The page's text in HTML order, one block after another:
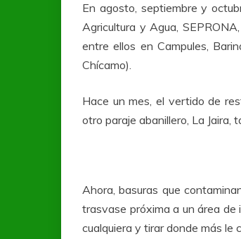
En agosto, septiembre y
Agricultura y Agua,
entre ellos en Campules,
Chícamo).
Hace un mes, el vertido de
otro paraje abanillero, La Jaira,
Ahora, basuras que
trasvase próxima a un área de
cualquiera y tirar donde más le